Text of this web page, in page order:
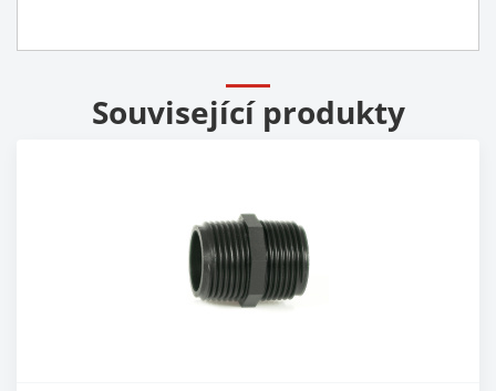
Související produkty